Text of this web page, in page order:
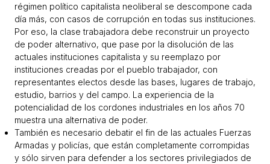
régimen político capitalista neoliberal se descompone cada
día más, con casos de corrupción en todas sus instituciones.
Por eso, la clase trabajadora debe reconstruir un proyecto
de poder alternativo, que pase por la disolución de las
actuales instituciones capitalista y su reemplazo por
instituciones creadas por el pueblo trabajador, con
representantes electos desde las bases, lugares de trabajo,
estudio, barrios y del campo. La experiencia de la
potencialidad de los cordones industriales en los años 70
muestra una alternativa de poder.
También es necesario debatir el fin de las actuales Fuerzas
Armadas y policías, que están completamente corrompidas
y sólo sirven para defender a los sectores privilegiados de